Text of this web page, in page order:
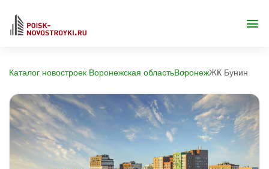
Каталог новостроек Воронежская областьВоронежЖК Бунин